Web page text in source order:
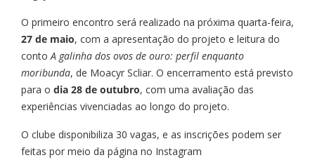
O primeiro encontro será realizado na próxima quarta-feira,
27 de maio, com a apresentação do projeto e leitura do
conto A galinha dos ovos de ouro: perfil enquanto
moribunda, de Moacyr Scliar. O encerramento está previsto
para o dia 28 de outubro, com uma avaliação das
experiências vivenciadas ao longo do projeto.
O clube disponibiliza 30 vagas, e as inscrições podem ser
feitas por meio da página no Instagram